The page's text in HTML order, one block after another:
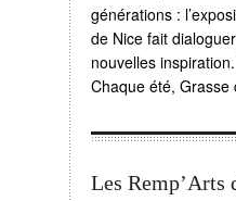
générations :
de Nice fait
nouvelles inspiration.
Chaque été,
Les Remp’Arts